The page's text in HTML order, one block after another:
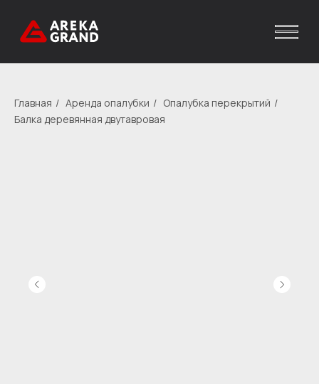
Главная / Аренда опалубки / Опалубка перекрытий /
Балка деревянная двутавровая